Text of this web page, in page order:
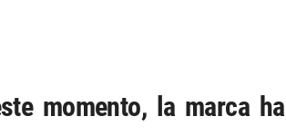
momento, la marca ha